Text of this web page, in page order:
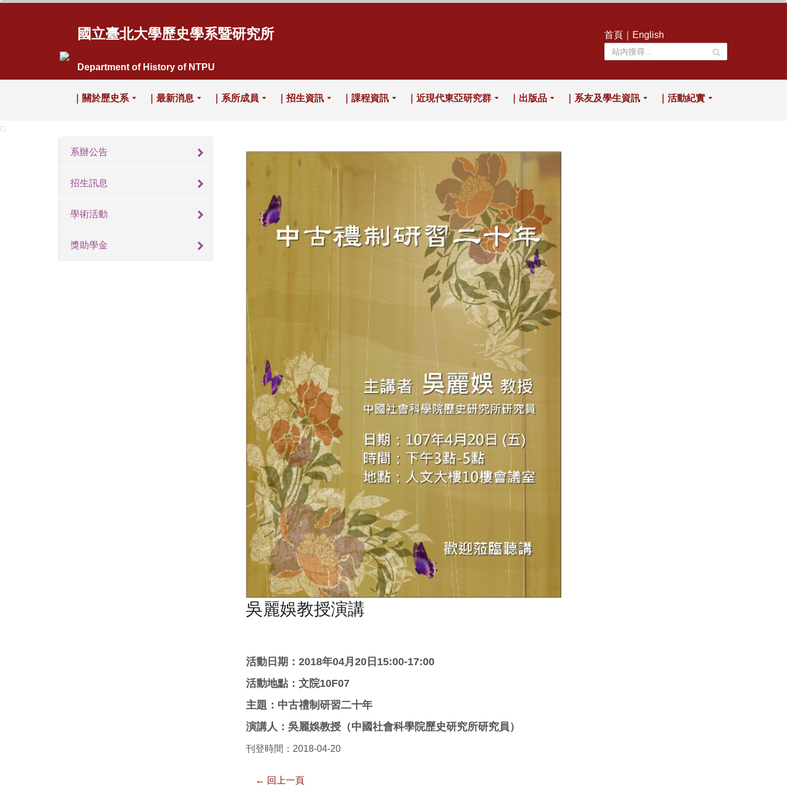
國立臺北大學歷史學系暨研究所
Department of History of NTPU
首頁 English
｜關於歷史系 ｜最新消息 ｜系所成員 ｜招生資訊 ｜課程資訊 ｜近現代東亞研究群 ｜出版品 ｜系友及學生資訊 ｜活動紀實
系辦公告
招生訊息
學術活動
獎助學金
吳麗娛教授演講
活動日期：2018年04月20日15:00-17:00
活動地點：文院10F07
主題：中古禮制研習二十年
演講人：吳麗娛教授（中國社會科學院歷史研究所研究員）
刊登時間：2018-04-20
← 回上一頁